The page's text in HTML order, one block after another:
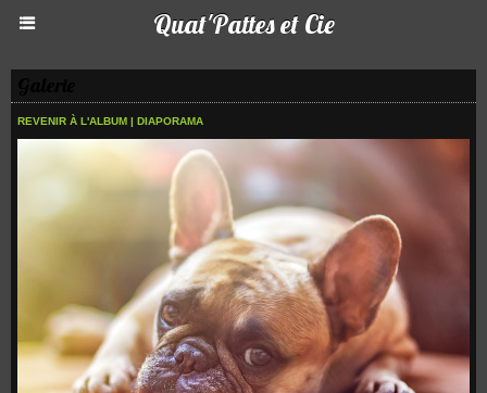
Quat'Pattes et Cie
REVENIR À L'ALBUM | DIAPORAMA